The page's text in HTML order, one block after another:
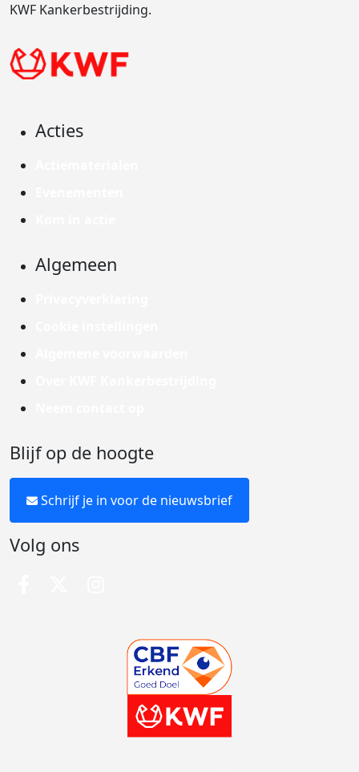
KWF Kankerbestrijding.
Acties
Algemeen
Blijf op de hoogte
Schrijf je in voor de nieuwsbrief
Volg ons